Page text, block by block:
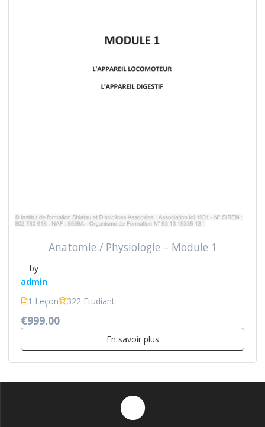
Anatomie / Physiologie – Module 1
by
admin
1 Leçon
322 Etudiant
€999.00
En savoir plus